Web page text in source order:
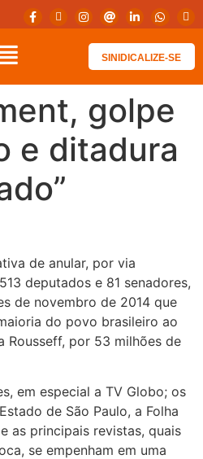
SINIDICALIZE-SE
golpe
e ditadura
de anular, por via
deputados e 81 senadores,
de novembro de 2014 que
do povo brasileiro ao
Rousseff, por 53 milhões de
em especial a TV Globo; os
de São Paulo, a Folha
as principais revistas, quais
se empenham em uma